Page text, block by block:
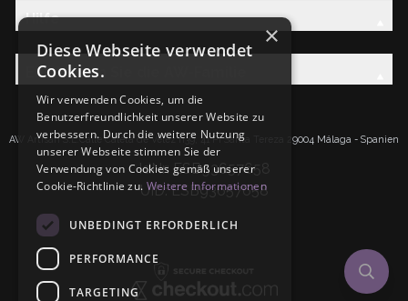
Hilfe
Entdecken Sie die AW-Familie
AW Artisan S.L.Calle Caleta de Velez n39, 41 PI Santa Tereza 29004 Málaga - Spanien
IdNr: ESB93657658
UID: ESB93657658
×
Diese Webseite verwendet
Cookies.
Wir verwenden Cookies, um die
Benutzerfreundlichkeit unserer Website zu
verbessern. Durch die weitere Nutzung
unserer Webseite stimmen Sie der
Verwendung von Cookies gemäß unserer
Cookie-Richtlinie zu. Weitere Informationen
UNBEDINGT ERFORDERLICH
PERFORMANCE
TARGETING